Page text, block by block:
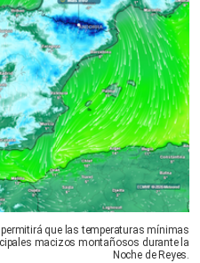
que las temperaturas mínimas
macizos montañosos durante la
Noche de Reyes.